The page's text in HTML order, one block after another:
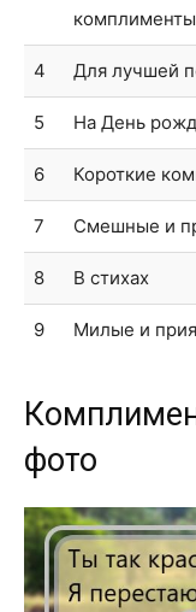
комплименты
4 Для лучшей
5 На День
6 Короткие
7 Смешные и
8 В стихах
9 Милые и
фото